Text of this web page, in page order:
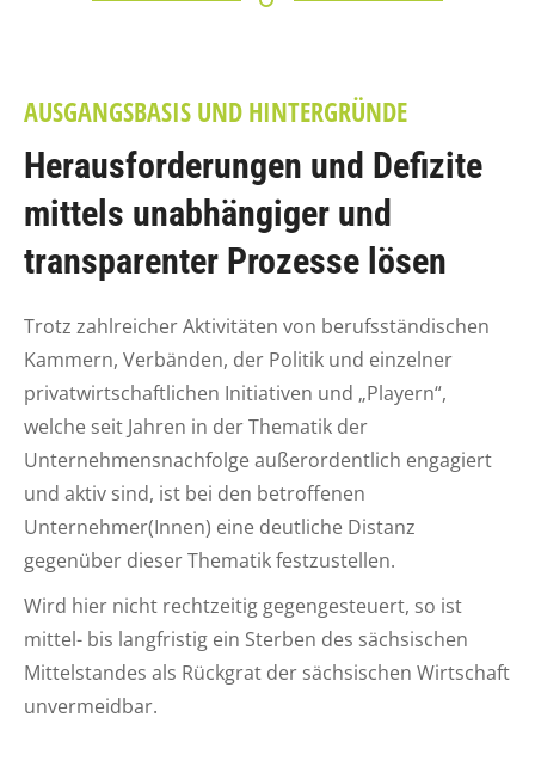
AUSGANGSBASIS UND HINTERGRÜNDE
Herausforderungen und Defizite
mittels unabhängiger und
transparenter Prozesse lösen
Trotz zahlreicher Aktivitäten von berufsständischen
Kammern, Verbänden, der Politik und einzelner
privatwirtschaftlichen Initiativen und „Playern“,
welche seit Jahren in der Thematik der
Unternehmensnachfolge außerordentlich engagiert
und aktiv sind, ist bei den betroffenen
Unternehmer(Innen) eine deutliche Distanz
gegenüber dieser Thematik festzustellen.
Wird hier nicht rechtzeitig gegengesteuert, so ist
mittel- bis langfristig ein Sterben des sächsischen
Mittelstandes als Rückgrat der sächsischen Wirtschaft
unvermeidbar.